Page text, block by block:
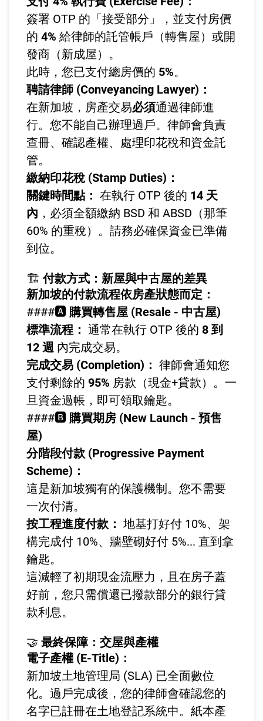
簽署 OTP 的「接受部分」，並支付房價
的 4% 給律師的託管帳戶（轉售屋）或開
發商（新成屋）。
此時，您已支付總房價的 5%。
聘請律師 (Conveyancing Lawyer)：
在新加坡，房產交易必須通過律師進
行。您不能自己辦理過戶。律師會負責
查冊、確認產權、處理印花稅和資金託
管。
繳納印花稅 (Stamp Duties)：
關鍵時間點： 在執行 OTP 後的 14 天
內 ，必須全額繳納 BSD 和 ABSD（那筆
60% 的重稅）。請務必確保資金已準備
到位。
🏗️付款方式：新屋與中古屋的差異
新加坡的付款流程依房產狀態而定：
####🅰️ 購買轉售屋 (Resale - 中古屋)
標準流程： 通常在執行 OTP 後的 8 到
12 週內完成交易。
完成交易 (Completion)： 律師會通知您
支付剩餘的 95% 房款（現金+貸款）。一
旦資金過帳，即可領取鑰匙。
####🅱️ 購買期房 (New Launch - 預售
屋)
分階段付款 (Progressive Payment
Scheme)：
這是新加坡獨有的保護機制。您不需要
一次付清。
按工程進度付款： 地基打好付 10%、架
構完成付 10%、牆壁砌好付 5%... 直到拿
鑰匙。
這減輕了初期現金流壓力，且在房子蓋
好前，您只需償還已撥款部分的銀行貸
款利息。
🤝 最終保障：交屋與產權
電子產權 (E-Title)：
新加坡土地管理局 (SLA) 已全面數位
化。過戶完成後，您的律師會確認您的
名字已註冊在土地登記系統中。紙本產